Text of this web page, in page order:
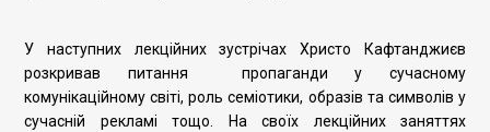
У наступних лекційних зустрічах Христо Кафтанджиєв
розкривав питання пропаганди у сучасному
комунікаційному світі, роль семіотики, образів та символів у
сучасній рекламі тощо. На своїх лекційних заняттях